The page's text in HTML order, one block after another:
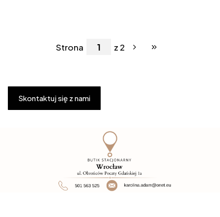
Strona z 2 Przejdź do ostatniej
Skontaktuj się z nami